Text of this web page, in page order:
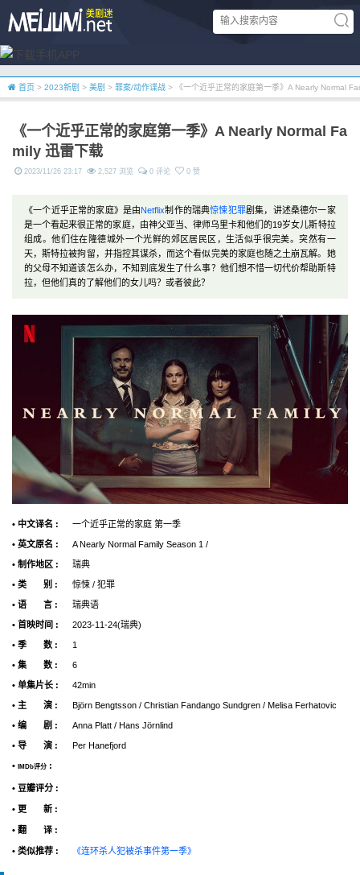
首页 > 2023新剧 > 美剧 > 罪案/动作谍战 > 《一个近乎正常的家庭第一季》A Nearly Normal
《一个近乎正常的家庭第一季》A Nearly Normal Fa
mily 迅雷下载
2023/11/26 23:17 2,527 浏览 0 评论 0 赞
《一个近乎正常的家庭》是由Netflix制作的瑞典惊悚犯罪剧集，讲述桑德尔一家
是一个看起来很正常的家庭，由神父亚当、律师乌里卡和他们的19岁女儿斯特拉
组成。他们住在隆德城外一个光鲜的郊区居民区，生活似乎很完美。突然有一
天，斯特拉被拘留，并指控其谋杀，而这个看似完美的家庭也随之土崩瓦解。她
的父母不知道该怎么办，不知到底发生了什么事？他们想不惜一切代价帮助斯特
拉，但他们真的了解他们的女儿吗？或者彼此？
• 中文译名 : 一个近乎正常的家庭 第一季
• 英文原名 : A Nearly Normal Family Season 1 /
• 制作地区 : 瑞典
• 类 别 : 惊悚 / 犯罪
• 语 言 : 瑞典语
• 首映时间 : 2023-11-24(瑞典)
• 季 数 : 1
• 集 数 : 6
• 单集片长 : 42min
• 主 演 : Björn Bengtsson / Christian Fandango Sundgren / Melisa Ferhatovic
• 编 剧 : Anna Platt / Hans Jörnlind
• 导 演 : Per Hanefjord
• IMDb评分 :
• 豆瓣评分 :
• 更 新 :
• 翻 译 :
• 类似推荐 : 《连环杀人犯被杀事件第一季》